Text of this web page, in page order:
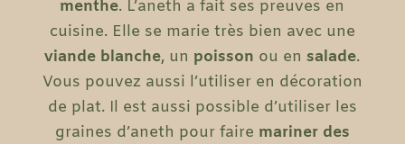
menthe. L’aneth a fait ses preuves en
cuisine. Elle se marie très bien avec une
viande blanche, un poisson ou ensalade.
Vous pouvez aussi l’utiliser en décoration
de plat. Il est aussi possible d’utiliser les
graines d’aneth pour faire mariner des